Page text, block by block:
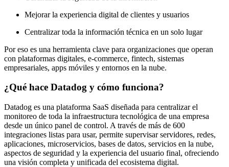
Mejorar la experiencia digital de clientes y usuarios
Centralizar toda la información técnica en un solo lugar
Por eso es una herramienta clave para organizaciones que operan
con plataformas digitales, e-commerce, fintech, sistemas
empresariales, apps móviles y entornos en la nube.
¿Qué hace Datadog y cómo funciona?
Datadog es una plataforma SaaS diseñada para centralizar el
monitoreo de toda la infraestructura tecnológica de una empresa
desde un único panel de control. A través de más de 600
integraciones listas para usar, permite supervisar servidores, redes,
aplicaciones, microservicios, bases de datos, servicios en la nube,
aspectos de seguridad y la experiencia del usuario final, ofreciendo
una visión completa y unificada del ecosistema digital.